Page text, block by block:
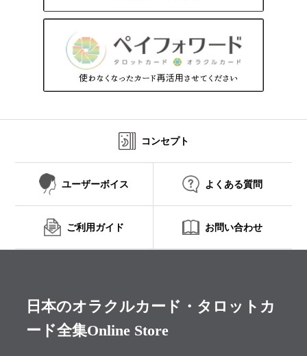
コンセプト
ユーザーボイス よくある質問
ご利用ガイド お問い合わせ
日本のオラクルカード・タロットカ
ード全集Online Store